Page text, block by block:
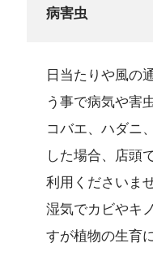
病害虫
日当たりや風の
う事で病気や害
コバエ、ハダニ
した場合、店頭
利用くださいま
湿気でカビやキ
すが植物の生育